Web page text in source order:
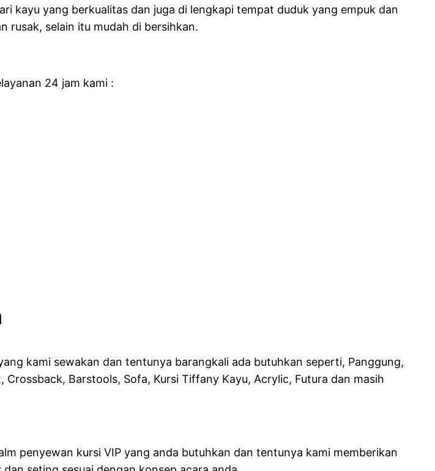
kayu yang berkualitas dan juga di lengkapi tempat duduk yang empuk dan
rusak, selain itu mudah di bersihkan.
24 jam kami :
kami sewakan dan tentunya barangkali ada butuhkan seperti, Panggung,
Barstools, Sofa, Kursi Tiffany Kayu, Acrylic, Futura dan masih
penyewan kursi VIP yang anda butuhkan dan tentunya kami memberikan